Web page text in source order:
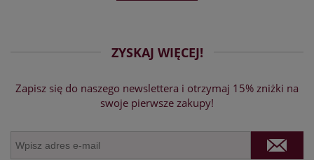
ZYSKAJ WIĘCEJ!
Zapisz się do naszego newslettera i otrzymaj 15% zniżki na
swoje pierwsze zakupy!